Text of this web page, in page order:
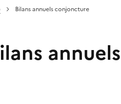
Bilans annuels conjoncture